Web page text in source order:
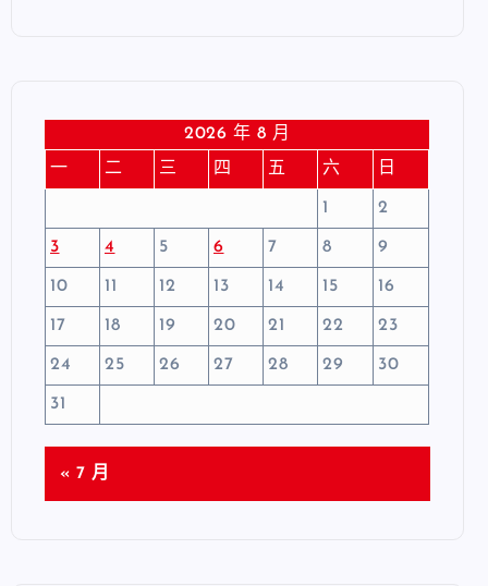
2026 年 8 月
一
二 三 四 五 六 日
1 2
3 4 5 6 7 8 9
10 11 12 13 14 15 16
17 18 19 20 21 22 23
24 25 26 27 28 29 30
31
« 7 月